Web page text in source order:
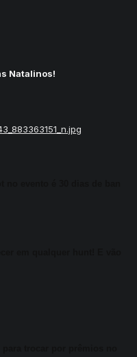
Natalinos!